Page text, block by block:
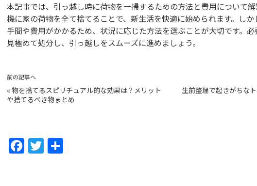
本記事では、引っ越し時に荷物を一掃するための方法と費用について
機に家の荷物を全て捨てることで、新生活を快適に始められます。し
手間や費用がかかるため、状況に応じた方法を選ぶことが大切です。
見極めて処分し、引っ越しをスムーズに進めましょう。
前の記事へ
« 物を捨てるスピリチュアル的な効果は？メリット
や捨てるべき物まとめ
生前整理で起きがちな
F T